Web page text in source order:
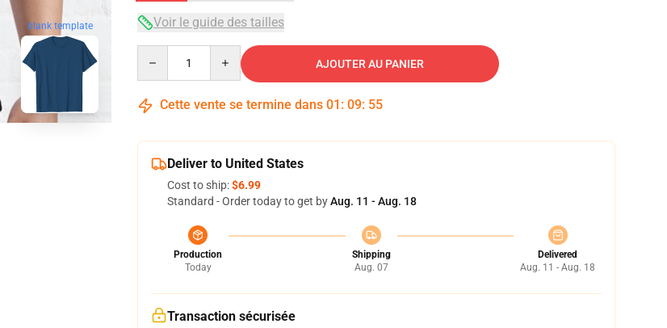
blank template Voir le guide des tailles
AJOUTER AU PANIER
Cette vente se termine dans 01 : 09: 54
Deliver to United States
Cost to ship:$6.99
Standard - Order today to get byAug. 11 - Aug. 18
Production
Today
Shipping
Aug. 07
Delivered
Aug. 11 - Aug. 18
Transaction sécurisée